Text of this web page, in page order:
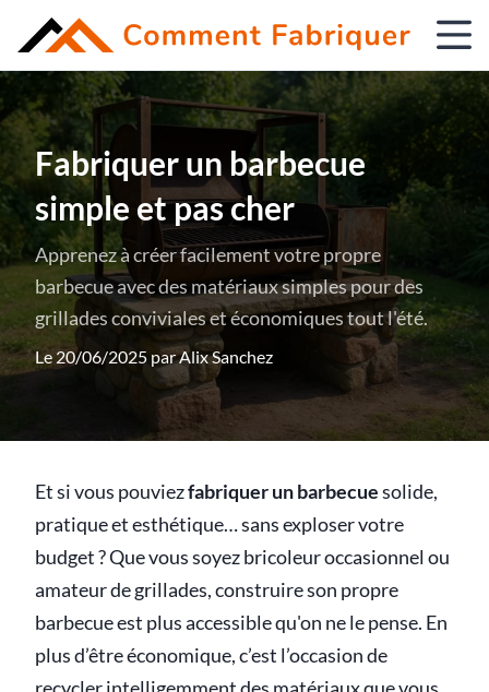
Fabriquer un barbecue
simple et pas cher
Apprenez à créer facilement votre propre
barbecue avec des matériaux simples pour des
grillades conviviales et économiques tout l'été.
Le 20/06/2025 parAlix Sanchez
Et si vous pouviezfabriquer un barbecuesolide,
pratique et esthétique… sans exploser votre
budget ? Que vous soyez bricoleur occasionnel ou
amateur de grillades, construire son propre
barbecue est plus accessible qu'on ne le pense. En
plus d’être économique, c’est l’occasion de